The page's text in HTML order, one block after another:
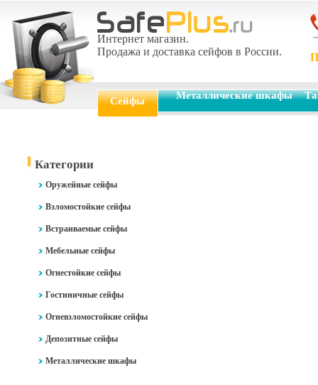
Интернет магазин.
Продажа и доставка сейфов в России.
Сейфы Металлические шкафы
Категории
Оружейные сейфы
Взломостойкие сейфы
Встраиваемые сейфы
Мебельные сейфы
Огнестойкие сейфы
Гостиничные сейфы
Огневзломостойкие сейфы
Депозитные сейфы
Металлические шкафы